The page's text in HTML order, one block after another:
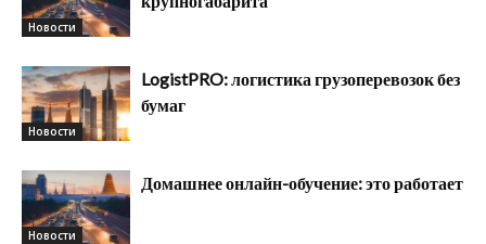
Новости
Новости
LogistPRO: логистика грузоперевозок без
бумаг
Новости
Домашнее онлайн-обучение: это работает